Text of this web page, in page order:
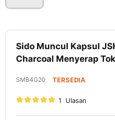
Sido Muncul Kapsul
Charcoal Menyerap
SMB4G20 TERSEDIA
Nilai:
100
% of100
1 Ulasan
Lewati
awal
galeri